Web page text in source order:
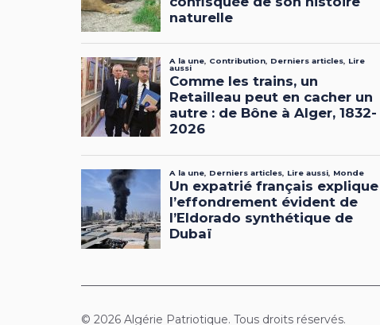
© 2026 Algérie Patriotique. Tous droits réservés.